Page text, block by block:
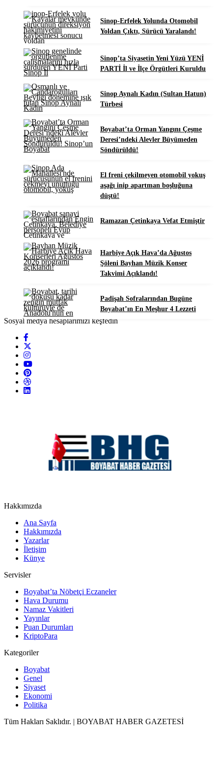
Sinop-Erfelek Yolunda Otomobil
Yoldan Çıktı, Sürücü Yaralandı!
Sinop’ta Siyasetin Yeni Yüzü YENİ
PARTİ İl ve İlçe Örgütleri Kuruldu
Sinop Aynalı Kadın (Sultan Hatun)
Türbesi
Boyabat’ta Orman Yangını Çeşme
Deresi’ndeki Alevler Büyümeden
Söndürüldü!
El freni çekilmeyen otomobil yokuş
aşağı inip apartman boşluğuna
düştü!
Ramazan Çetinkaya Vefat Etmiştir
Harbiye Açık Hava’da Ağustos
Şöleni Bayhan Müzik Konser
Takvimi Açıklandı!
Padişah Sofralarından Bugüne
Boyabat’ın En Meşhur 4 Lezzeti
Sosyal medya hesaplarımızı keşfedin
Hakkımızda
Ana Sayfa
Hakkımızda
Yazarlar
İletişim
Künye
Servisler
Boyabat’ta Nöbetçi Eczaneler
Hava Durumu
Namaz Vakitleri
Yayınlar
Puan Durumları
KriptoPara
Kategoriler
Boyabat
Genel
Siyaset
Ekonomi
Politika
Tüm Hakları Saklıdır. | BOYABAT HABER GAZETESİ